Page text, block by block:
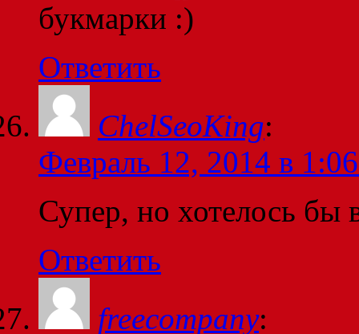
букмарки
Ответить
ChelSeoKing:
Февраль 12, 2014 в
Супер, но хотелось бы
Ответить
freecompany: